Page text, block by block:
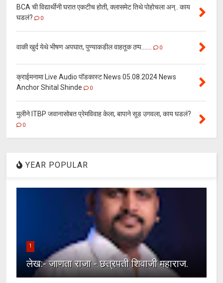
BCA ची विद्यार्थीनी घरात एकटीच होती, क्लासमेट तिथे पोहोचला अन्.. काय
घडलं?
0
वाकी खुर्द येथे भीषण अपघात, पुण्याकडील वाहतूक ठप्प....... 0
क्राईमनामा Live Audio पॉडकास्ट News 05.08.2024 News
Anchor Shital Shinde
0
मुलीने ITBP जवानासोबत प्रेमविवाह केला, बापाने सूड उगवला, काय घडलं?
0
YEAR POPULAR
1
लेख:- जाणता राजा - छत्रपती शिवाजी महाराज.